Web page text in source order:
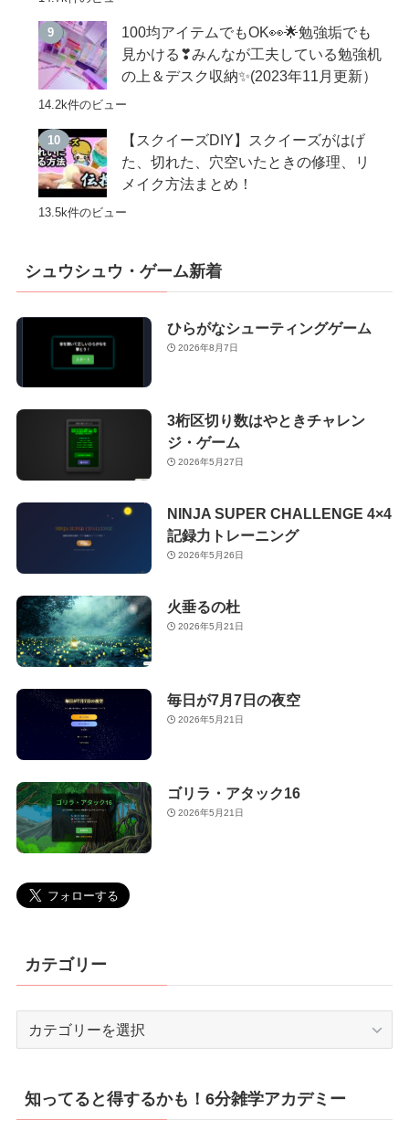
100均アイテムでもOK👀🌟勉強垢でも
見かける❣みんなが工夫している勉強机
の上＆デスク収納✨(2023年11月更新）
14.2k件のビュー
【スクイーズDIY】スクイーズがはげ
た、切れた、穴空いたときの修理、リ
メイク方法まとめ！
13.5k件のビュー
シュウシュウ・ゲーム新着
ひらがなシューティングゲーム
2026年8月7日
3桁区切り数はやときチャレン
ジ・ゲーム
2026年5月27日
NINJA SUPER CHALLENGE 4×4
記録力トレーニング
2026年5月26日
火垂るの杜
2026年5月21日
毎日が7月7日の夜空
2026年5月21日
ゴリラ・アタック16
2026年5月21日
カテゴリー
リ
ー
知ってると得するかも！6分雑学アカデミー